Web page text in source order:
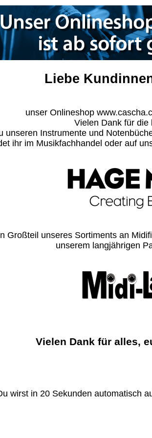
Liebe
unser Onlineshop
Vielen Dank für die
unseren Instrumente und
ihr im Musikfachhandel oder auf
Großteil unseres Sortiments an
unserem langjährigen
Vielen Dank für alles,
wirst in 20 Sekunden automatisch